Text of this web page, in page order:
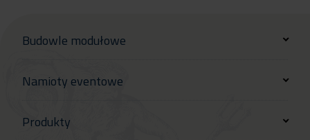
Budowle modułowe
Namioty eventowe
Produkty